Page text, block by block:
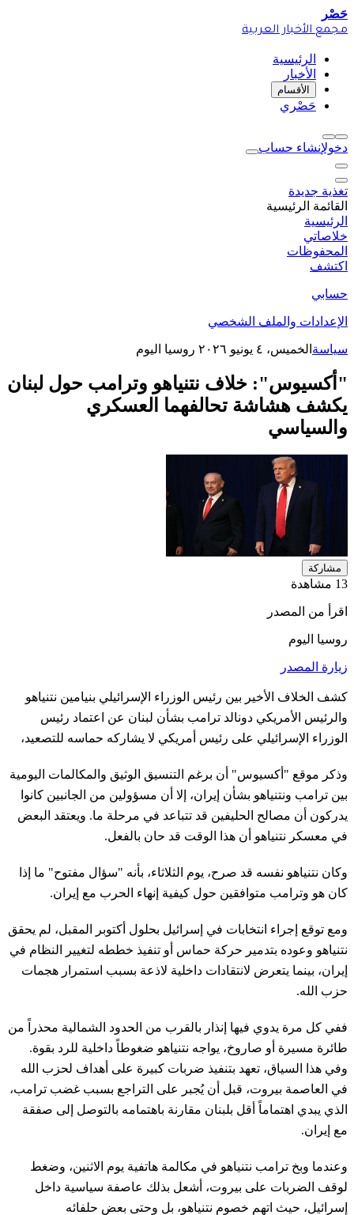
حَصْر
مجمع الأخبار العربية
الرئيسية
الأخبار
الأقسام
حَصْري
دخولإنشاء حساب
تغذية جديدة
القائمة الرئيسية
الرئيسية
خلاصاتي
المحفوظات
اكتشف
حسابي
الإعدادات والملف الشخصي
سياسة الخميس، ٤ يونيو ٢٠٢٦ روسيا اليوم
"أكسيوس": خلاف نتنياهو وترامب حول لبنان
يكشف هشاشة تحالفهما العسكري
والسياسي
مشاركة
13 مشاهدة
اقرأ من المصدر
روسيا اليوم
زيارة المصدر
كشف الخلاف الأخير بين رئيس الوزراء الإسرائيلي بنيامين نتنياهو
والرئيس الأمريكي دونالد ترامب بشأن لبنان عن اعتماد رئيس
الوزراء الإسرائيلي على رئيس أمريكي لا يشاركه حماسه للتصعيد،
وذكر موقع "أكسيوس" أن برغم التنسيق الوثيق والمكالمات اليومية
بين ترامب ونتنياهو بشأن إيران، إلا أن مسؤولين من الجانبين كانوا
يدركون أن مصالح الحليفين قد تتباعد في مرحلة ما. ويعتقد البعض
في معسكر نتنياهو أن هذا الوقت قد حان بالفعل.
وكان نتنياهو نفسه قد صرح، يوم الثلاثاء، بأنه "سؤال مفتوح" ما إذا
كان هو وترامب متوافقين حول كيفية إنهاء الحرب مع إيران.
ومع توقع إجراء انتخابات في إسرائيل بحلول أكتوبر المقبل، لم يحقق
نتنياهو وعوده بتدمير حركة حماس أو تنفيذ خططه لتغيير النظام في
إيران، بينما يتعرض لانتقادات داخلية لاذعة بسبب استمرار هجمات
حزب الله.
ففي كل مرة يدوي فيها إنذار بالقرب من الحدود الشمالية محذراً من
طائرة مسيرة أو صاروخ، يواجه نتنياهو ضغوطاً داخلية للرد بقوة.
وفي هذا السياق، تعهد بتنفيذ ضربات كبيرة على أهداف لحزب الله
في العاصمة بيروت، قبل أن يُجبر على التراجع بسبب غضب ترامب،
الذي يبدي اهتماماً أقل بلبنان مقارنة باهتمامه بالتوصل إلى صفقة
مع إيران.
وعندما وبخ ترامب نتنياهو في مكالمة هاتفية يوم الاثنين، وضغط
لوقف الضربات على بيروت، أشعل بذلك عاصفة سياسية داخل
إسرائيل، حيث اتهم خصوم نتنياهو، بل وحتى بعض حلفائه